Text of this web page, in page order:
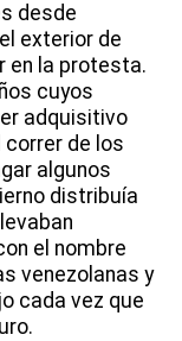
desde
exterior de
en la protesta.
cuyos
adquisitivo
correr de los
algunos
distribuía
el nombre
venezolanas y
cada vez que